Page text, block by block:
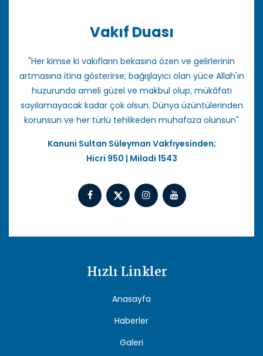
Vakıf Duası
"Her kimse ki vakıfların bekasına özen ve gelirlerinin
artmasına itina gösterirse; bağışlayıcı olan yüce Allah'ın
huzurunda ameli güzel ve makbul olup, mükâfatı
sayılamayacak kadar çok olsun. Dünya üzüntülerinden
korunsun ve her türlü tehlikeden muhafaza olunsun"
Kanuni Sultan Süleyman Vakfıyesinden;
Hicri 950 | Miladi 1543
Hızlı Linkler
Anasayfa
Haberler
Galeri